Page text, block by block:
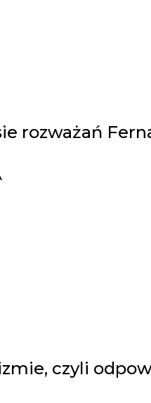
rozważań
czyli